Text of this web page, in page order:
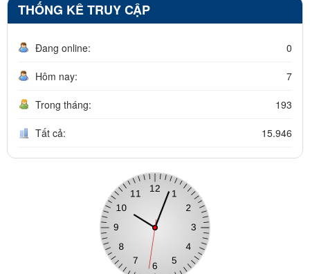
THỐNG KÊ TRUY CẬP
Đang online: 0
Hôm nay: 7
Trong tháng: 193
Tất cả: 15.946